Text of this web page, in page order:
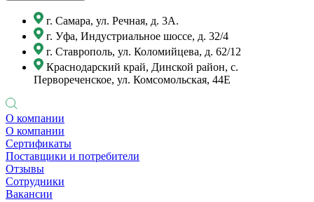
г. Самара, ул. Речная, д. 3А.
г. Уфа, Индустриальное шоссе, д. 32/4
г. Ставрополь, ул. Коломийцева, д. 62/12
Краснодарский край, Динской район, с.
Первореченское, ул. Комсомольская, 44Е
О компании
О компании
Сертификаты
Поставщики и потребители
Отзывы
Сотрудники
Вакансии